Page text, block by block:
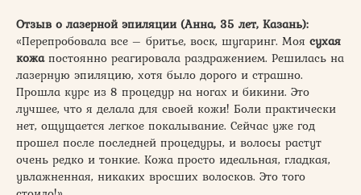
Отзыв о лазерной эпиляции (Анна, 35 лет, Казань):
«Перепробовала все – бритье, воск, шугаринг. Моя сухая
кожапостоянно реагировала раздражением. Решилась на
лазерную эпиляцию, хотя было дорого и страшно.
Прошла курс из 8 процедур на ногах и бикини. Это
лучшее, что я делала для своей кожи! Боли практически
нет, ощущается легкое покалывание. Сейчас уже год
прошел после последней процедуры, и волосы растут
очень редко и тонкие. Кожа просто идеальная, гладкая,
увлажненная, никаких вросших волосков. Это того